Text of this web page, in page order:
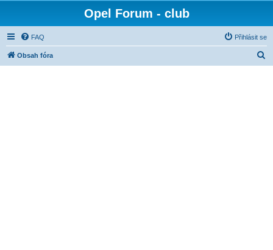
Opel Forum - club
FAQ Přihlásit se
Obsah fóra